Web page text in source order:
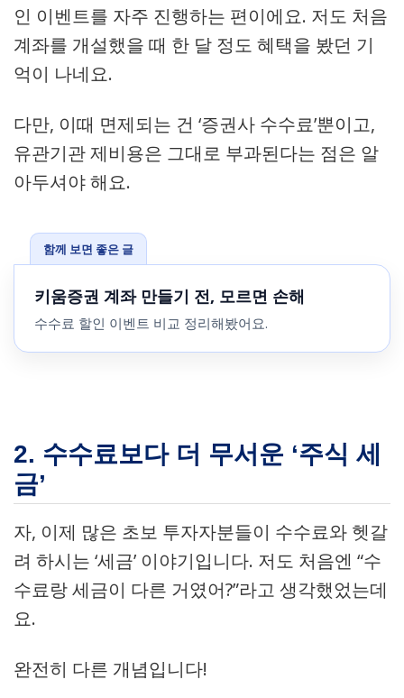
인 이벤트를 자주 진행하는 편이에요. 저도 처음
계좌를 개설했을 때 한 달 정도 혜택을 봤던 기
억이 나네요.
다만, 이때 면제되는 건 ‘증권사 수수료’뿐이고,
유관기관 제비용은 그대로 부과된다는 점은 알
아두셔야 해요.
함께 보면 좋은 글
키움증권 계좌 만들기 전, 모르면 손해
수수료 할인 이벤트 비교 정리해봤어요.
2. 수수료보다 더 무서운 ‘주식 세
금’
자, 이제 많은 초보 투자자분들이 수수료와 헷갈
려 하시는 ‘세금’ 이야기입니다. 저도 처음엔 “수
수료랑 세금이 다른 거였어?”라고 생각했었는데
요.
완전히 다른 개념입니다!